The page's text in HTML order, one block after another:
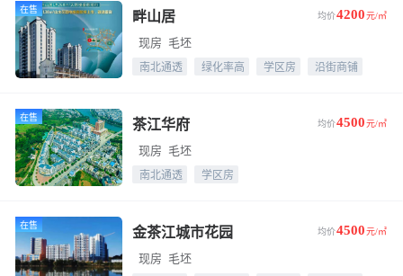
在售 畔山居 均价4200元/㎡
现房 毛坯
南北通透 绿化率高 学区房 沿街商铺
在售 茶江华府 均价4500元/㎡
现房 毛坯
南北通透 学区房
在售 金茶江城市花园 均价4500元/㎡
现房 毛坯